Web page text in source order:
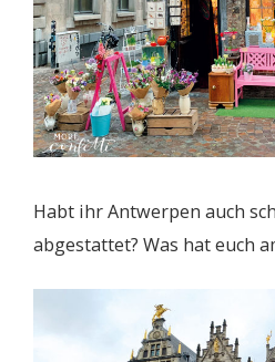
Habt ihr Antwerpen auch
abgestattet? Was hat euch